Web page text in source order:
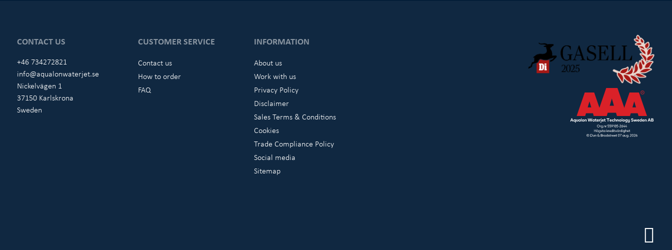
CONTACT US
+46 734272821
info@aqualonwaterjet.se
Nickelvägen 1
37150 Karlskrona
Sweden
CUSTOMER SERVICE
Contact us
How to order
FAQ
INFORMATION
About us
Work with us
Privacy Policy
Disclaimer
Sales Terms & Conditions
Cookies
Trade Compliance Policy
Social media
Sitemap